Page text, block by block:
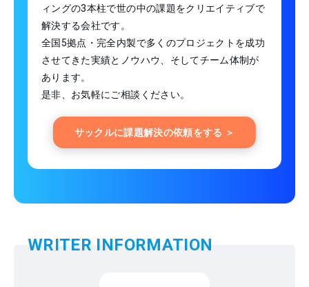
ィングの3本柱で世の中の課題をクリエイティブで
解決する会社です。
全国5拠点・完全内製で多くのプロジェクトを成功
させてきた実績とノウハウ、そしてチーム体制が
あります。
是非、お気軽にご相談ください。
サックルに課題解決の依頼をする ＞
WRITER INFORMATION